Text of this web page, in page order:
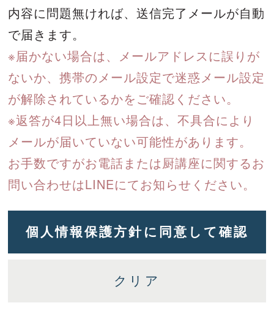
内容に問題無ければ、送信完了メールが自動
で届きます。
※届かない場合は、メールアドレスに誤りが
ないか、携帯のメール設定で迷惑メール設定
が解除されているかをご確認ください。
※返答が4日以上無い場合は、不具合により
メールが届いていない可能性があります。
お手数ですがお電話または厨講座に関するお
問い合わせはLINEにてお知らせください。